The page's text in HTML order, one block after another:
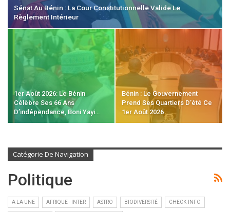
Sénat Au Bénin : La Cour Constitutionnelle Valide Le
Règlement Intérieur
1er Août 2026: Le Bénin
Célèbre Ses 66 Ans
D’indépendance, Boni Yayi…
Bénin : Le Gouvernement
Prend Ses Quartiers D’été Ce
1er Août 2026
Catégorie De Navigation
Politique
A LA UNE AFRIQUE - INTER ASTRO BIODIVERSITÉ CHECK-INFO